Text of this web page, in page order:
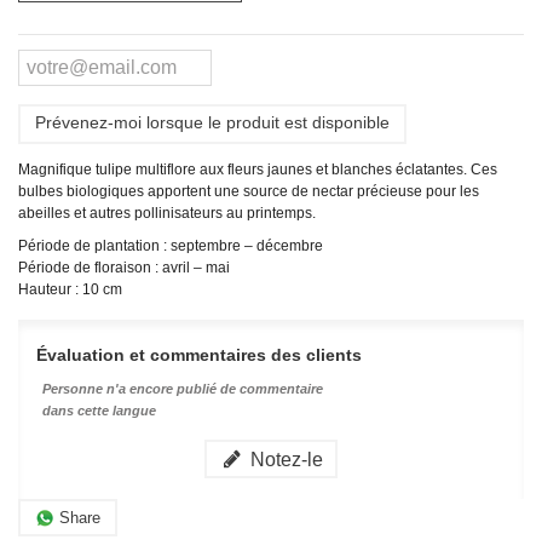
Prévenez-moi lorsque le produit est disponible
Magnifique tulipe multiflore aux fleurs jaunes et blanches éclatantes. Ces
bulbes biologiques apportent une source de nectar précieuse pour les
abeilles et autres pollinisateurs au printemps.
Période de plantation : septembre – décembre
Période de floraison : avril – mai
Hauteur : 10 cm
Évaluation et commentaires des clients
Personne n'a encore publié de commentaire
dans cette langue
Notez-le
Share